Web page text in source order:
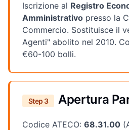
Iscrizione al Registro
Amministrativo presso la
Commercio. Sostituisce il
Agenti" abolito nel 2010.
€60-100 bolli.
Step 3 Apertura
Codice ATECO: 68.31.00